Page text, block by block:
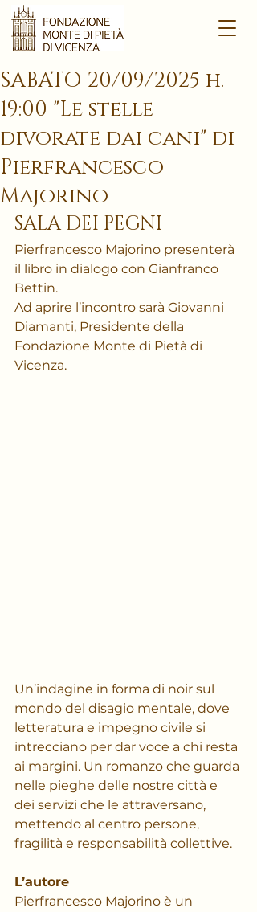
SABATO 20/09/2025 h.
19:00 "Le stelle
divorate dai cani" di
Pierfrancesco
Majorino
SALA DEI PEGNI
Pierfrancesco Majorino presenterà
il libro in dialogo con Gianfranco
Bettin.
Ad aprire l’incontro sarà Giovanni
Diamanti, Presidente della
Fondazione Monte di Pietà di
Vicenza.
Un’indagine in forma di noir sul
mondo del disagio mentale, dove
letteratura e impegno civile si
intrecciano per dar voce a chi resta
ai margini. Un romanzo che guarda
nelle pieghe delle nostre città e
dei servizi che le attraversano,
mettendo al centro persone,
fragilità e responsabilità collettive.
L’autore
Pierfrancesco Majorino è un